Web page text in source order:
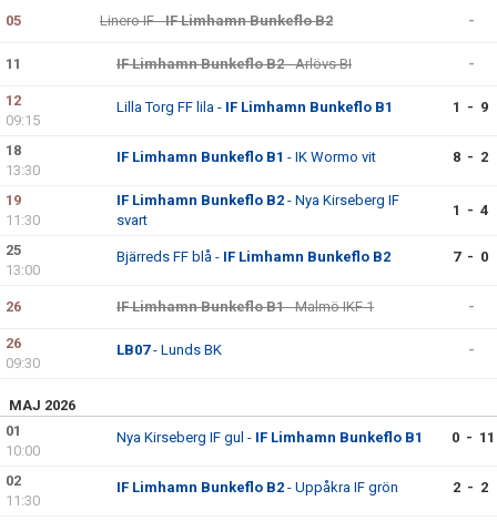
05
Linero IF -IF Limhamn Bunkeflo B2 -
11 IF Limhamn Bunkeflo B2- Arlövs BI -
12
09:15
Lilla Torg FF lila - IF Limhamn Bunkeflo B1 1 - 9
18
13:30
IF Limhamn Bunkeflo B1 - IK Wormo vit 8 - 2
19
11:30
IF Limhamn Bunkeflo B2 - Nya Kirseberg IF
svart
1 - 4
25
13:00
Bjärreds FF blå - IF Limhamn Bunkeflo B2 7 - 0
26 IF Limhamn Bunkeflo B1- Malmö IKF 1 -
26
09:30
LB07- Lunds BK -
MAJ 2026
01
10:00
Nya Kirseberg IF gul - IF Limhamn Bunkeflo B1 0 - 11
02
11:30
IF Limhamn Bunkeflo B2 - Uppåkra IF grön 2 - 2